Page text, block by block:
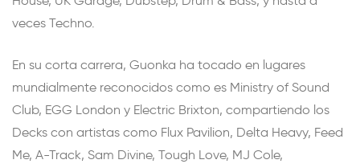
veces Techno.
En su corta carrera, Guonka ha tocado en lugares
mundialmente reconocidos como es Ministry of Sound
Club, EGG London y Electric Brixton, compartiendo los
Decks con artistas como Flux Pavilion, Delta Heavy, Feed
Me, A-Track, Sam Divine, Tough Love, MJ Cole,